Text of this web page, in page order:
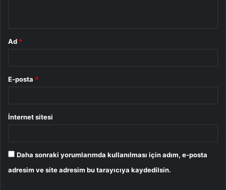
Ad *
E-posta *
İnternet sitesi
Daha sonraki yorumlarımda kullanılması için adım, e-posta
adresim ve site adresim bu tarayıcıya kaydedilsin.